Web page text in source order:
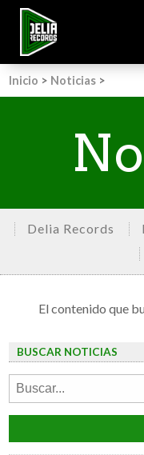
Inicio > Noticias >
Delia Records
El contenido que
BUSCAR NOTICIAS